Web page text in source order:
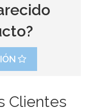
Clientes